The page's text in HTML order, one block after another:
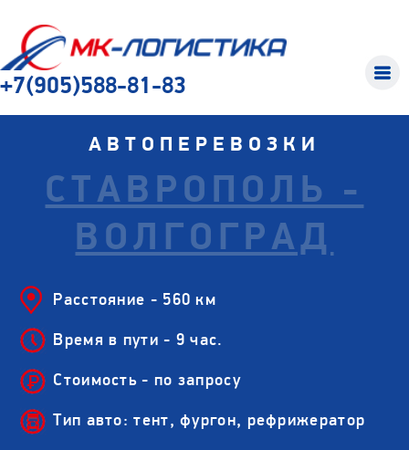
+7(905)588-81-83
АВТОПЕРЕВОЗКИ
СТАВРОПОЛЬ -
ВОЛГОГРАД
Расстояние - 560 км
Время в пути - 9 час.
Стоимость - по запросу
Тип авто: тент, фургон, рефрижератор